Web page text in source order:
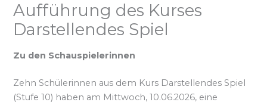
Aufführung des Kurses
Darstellendes Spiel
Zu den Schauspielerinnen
Zehn Schülerinnen aus dem Kurs Darstellendes Spiel
(Stufe 10) haben am Mittwoch, 10.06.2026, eine